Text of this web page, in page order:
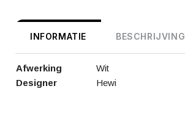
INFORMATIE BESCHRIJVING
Afwerking
Wit
Designer
Hewi